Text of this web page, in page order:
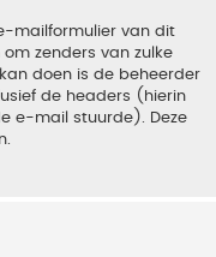
mailformulier van dit
zenders van zulke
doen is de beheerder
de headers (hierin
e-mail stuurde). Deze